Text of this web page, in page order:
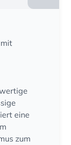
eine
zum